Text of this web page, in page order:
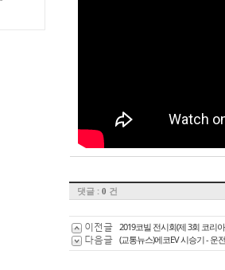
댓글 : 0 건
이전글 2019코빌 전시회(제 3회 코리
다음글 (교통뉴스)에코EV 시승기 - 운